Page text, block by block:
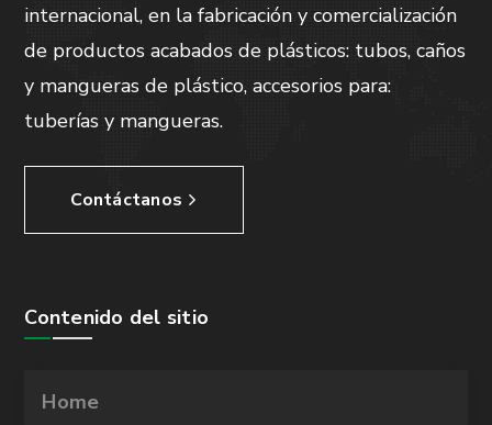
internacional, en la fabricación y comercialización
de productos acabados de plásticos: tubos, caños
y mangueras de plástico, accesorios para:
tuberías y mangueras.
Contáctanos
Contenido del sitio
Home